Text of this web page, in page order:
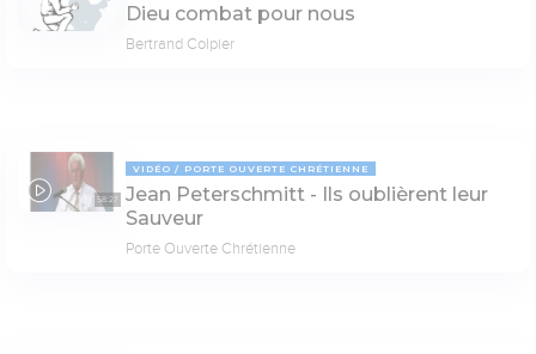
Dieu combat pour nous
Bertrand Colpier
58:27
VIDÉO PORTE OUVERTE CHRÉTIENNE
Jean Peterschmitt - Ils oublièrent leur
Sauveur
Porte Ouverte Chrétienne